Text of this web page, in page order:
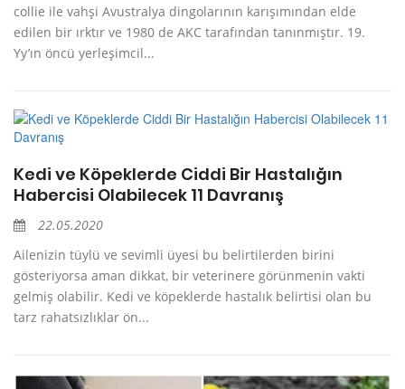
collie ile vahşi Avustralya dingolarının karışımından elde
edilen bir ırktır ve 1980 de AKC tarafından tanınmıştır. 19.
Yy’ın öncü yerleşimcil...
Kedi ve Köpeklerde Ciddi Bir Hastalığın
Habercisi Olabilecek 11 Davranış
22.05.2020
Ailenizin tüylü ve sevimli üyesi bu belirtilerden birini
gösteriyorsa aman dikkat, bir veterinere görünmenin vakti
gelmiş olabilir. Kedi ve köpeklerde hastalık belirtisi olan bu
tarz rahatsızlıklar ön...